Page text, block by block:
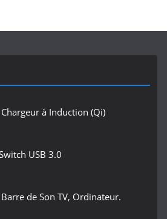
Chargeur à Induction (Qi)
USB 3.0
Barre de Son TV, Ordinateur.